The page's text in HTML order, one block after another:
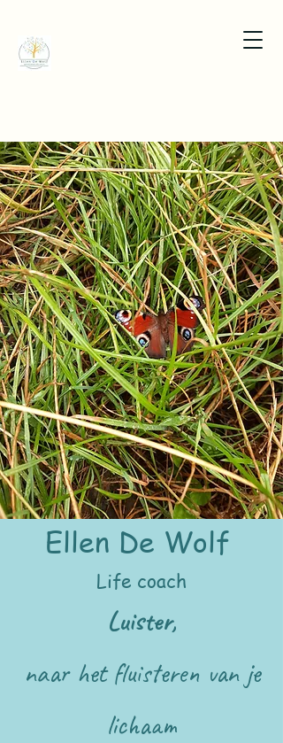
Ellen De Wolf
Life coach
Luister,
naar het fluisteren van je
lichaam